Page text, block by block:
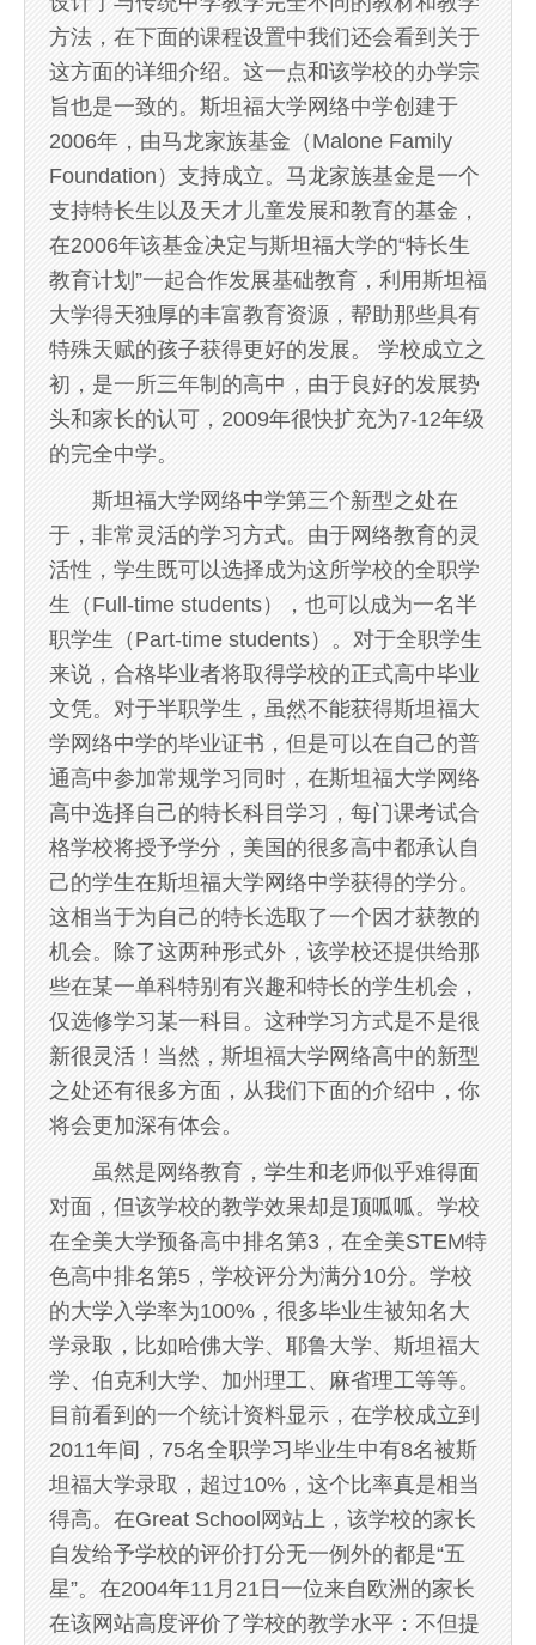
方法，在下面的课程设置中我们还会看到关于
这方面的详细介绍。这一点和该学校的办学宗
旨也是一致的。斯坦福大学网络中学创建于
2006年，由马龙家族基金（Malone Family
Foundation）支持成立。马龙家族基金是一个
支持特长生以及天才儿童发展和教育的基金，
在2006年该基金决定与斯坦福大学的“特长生
教育计划”一起合作发展基础教育，利用斯坦福
大学得天独厚的丰富教育资源，帮助那些具有
特殊天赋的孩子获得更好的发展。 学校成立之
初，是一所三年制的高中，由于良好的发展势
头和家长的认可，2009年很快扩充为7-12年级
的完全中学。
斯坦福大学网络中学第三个新型之处在
于，非常灵活的学习方式。由于网络教育的灵
活性，学生既可以选择成为这所学校的全职学
生（Full-time students），也可以成为一名半
职学生（Part-time students）。对于全职学生
来说，合格毕业者将取得学校的正式高中毕业
文凭。对于半职学生，虽然不能获得斯坦福大
学网络中学的毕业证书，但是可以在自己的普
通高中参加常规学习同时，在斯坦福大学网络
高中选择自己的特长科目学习，每门课考试合
格学校将授予学分，美国的很多高中都承认自
己的学生在斯坦福大学网络中学获得的学分。
这相当于为自己的特长选取了一个因才获教的
机会。除了这两种形式外，该学校还提供给那
些在某一单科特别有兴趣和特长的学生机会，
仅选修学习某一科目。这种学习方式是不是很
新很灵活！当然，斯坦福大学网络高中的新型
之处还有很多方面，从我们下面的介绍中，你
将会更加深有体会。
虽然是网络教育，学生和老师似乎难得面
对面，但该学校的教学效果却是顶呱呱。学校
在全美大学预备高中排名第3，在全美STEM特
色高中排名第5，学校评分为满分10分。学校
的大学入学率为100%，很多毕业生被知名大
学录取，比如哈佛大学、耶鲁大学、斯坦福大
学、伯克利大学、加州理工、麻省理工等等。
目前看到的一个统计资料显示，在学校成立到
2011年间，75名全职学习毕业生中有8名被斯
坦福大学录取，超过10%，这个比率真是相当
得高。在Great School网站上，该学校的家长
自发给予学校的评价打分无一例外的都是“五
星”。在2004年11月21日一位来自欧洲的家长
在该网站高度评价了学校的教学水平：不但提